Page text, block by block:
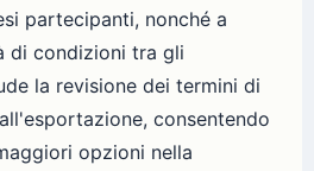
partecipanti, nonché a
di condizioni tra gli
la revisione dei termini di
consentendo
opzioni nella